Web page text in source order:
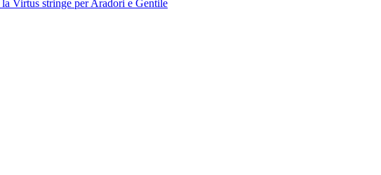
Virtus stringe per Aradori e Gentile